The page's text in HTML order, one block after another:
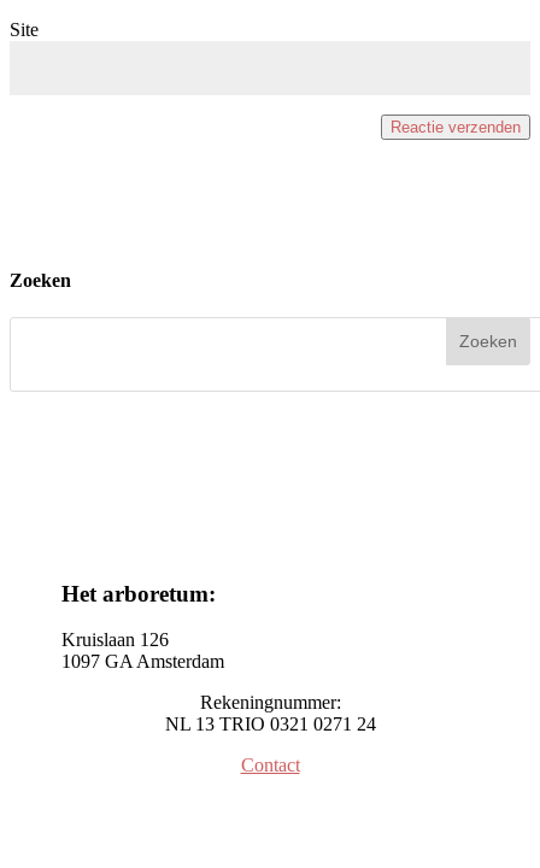
Site
Zoeken
Het arboretum:
Kruislaan 126
1097 GA Amsterdam
Rekeningnummer:
NL 13 TRIO 0321 0271 24
Contact